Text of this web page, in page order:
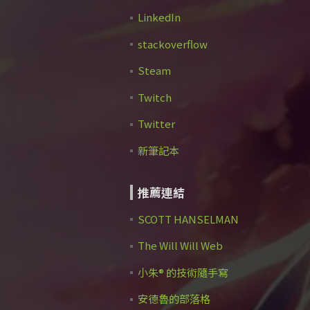
LinkedIn
stackoverflow
Steam
Twitch
Twitter
新筆記本
推薦連結
SCOTT HANSELMAN
The Will Will Web
小朱® 的技術隨手寫
安德魯的部落格